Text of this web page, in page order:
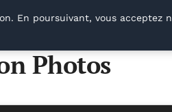
Photos
En poursuivant, vous acceptez